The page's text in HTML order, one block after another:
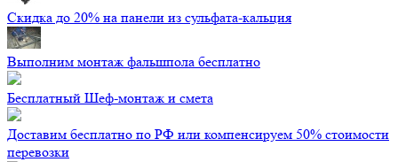
Скидка до 20% на панели из сульфата-кальция
Выполним монтаж фальшпола бесплатно
Бесплатный Шеф-монтаж и смета
Доставим бесплатно по РФ или компенсируем 50% стоимости
перевозки